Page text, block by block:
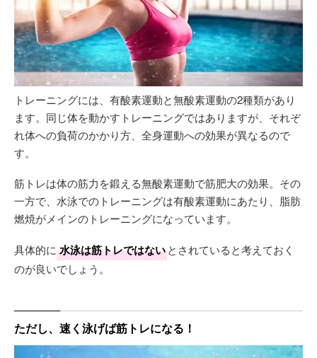
トレーニングには、有酸素運動と無酸素運動の2種類があり
ます。同じ体を動かすトレーニングではありますが、それぞ
れ体への負荷のかかり方、全身運動への効果が異なるので
す。
筋トレは体の筋力を鍛える無酸素運動で筋肥大の効果。その
一方で、水泳でのトレーニングは有酸素運動にあたり、脂肪
燃焼がメインのトレーニングになっています。
具体的に 水泳は筋トレではないとされていると考えておく
のが良いでしょう。
ただし、速く泳げば筋トレになる！